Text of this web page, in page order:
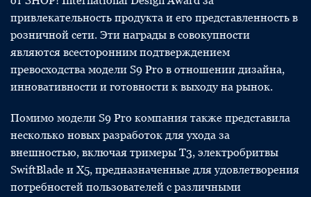
привлекательность продукта и его представленность в
розничной сети. Эти награды в совокупности
являются всесторонним подтверждением
превосходства модели S9 Pro в отношении дизайна,
инновативности и готовности к выходу на рынок.
Помимо модели S9 Pro компания также представила
несколько новых разработок для ухода за
внешностью, включая тримеры T3, электробритвы
SwiftBlade и X5, предназначенные для удовлетворения
потребностей пользователей с различными